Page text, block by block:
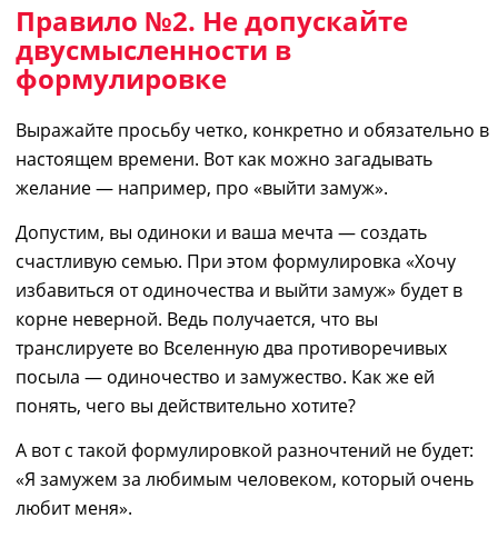
Правило №2. Не допускайте
двусмысленности в
формулировке
Выражайте просьбу четко, конкретно и обязательно в
настоящем времени. Воткак можно загадывать
желание— например, про «выйти замуж».
Допустим, вы одиноки и ваша мечта — создать
счастливую семью. При этом формулировка «Хочу
избавиться от одиночества и выйти замуж» будет в
корне неверной. Ведь получается, что вы
транслируете во Вселенную два противоречивых
посыла — одиночество и замужество. Как же ей
понять, чего вы действительно хотите?
А вот с такой формулировкой разночтений не будет:
«Я замужем за любимым человеком, который очень
любит меня».